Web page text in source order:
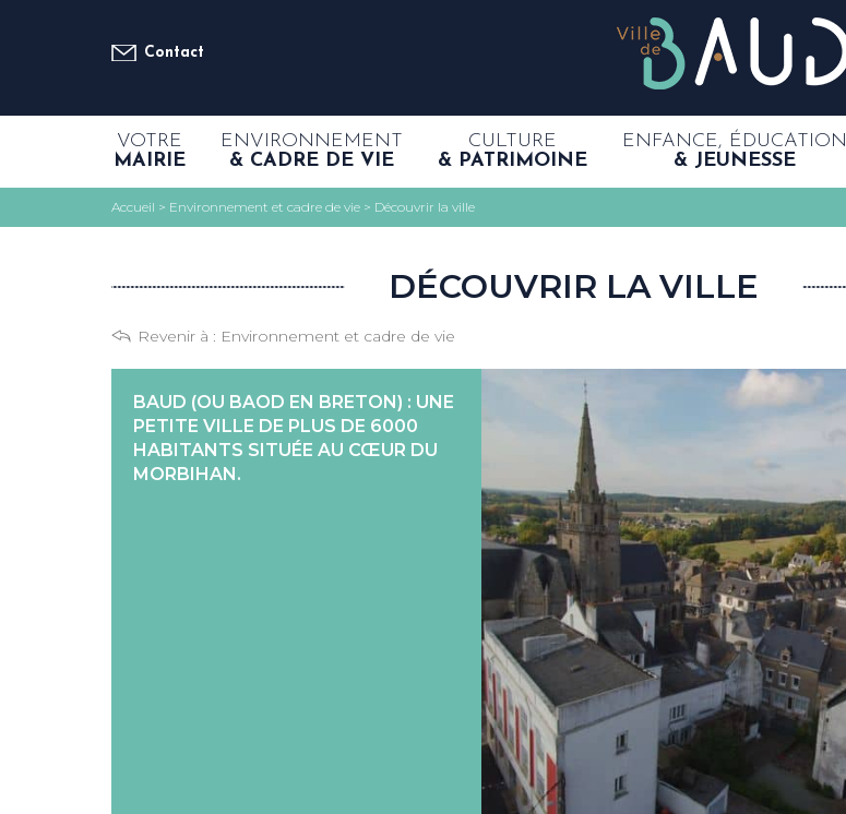
Contact
VOTRE
MAIRIE
ENVIRONNEMENT
& CADRE DE VIE
CULTURE
& PATRIMOINE
ENFANCE, ÉDUCATION
& JEUNESSE
Accueil > Environnement et cadre de vie > Découvrir la ville
DÉCOUVRIR LA VILLE
Revenir à : Environnement et cadre de vie
BAUD (OU BAOD EN BRETON) : UNE
PETITE VILLE DE PLUS DE 6000
HABITANTS SITUÉE AU CŒUR DU
MORBIHAN.